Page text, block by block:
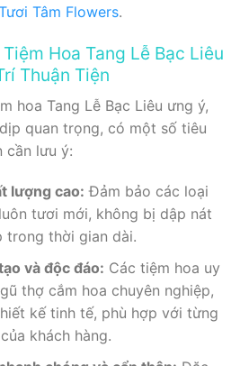
Tâm Flowers.
Hoa Tang Lễ Bạc Liêu
Thuận Tiện
hoa Tang Lễ Bạc Liêu ưng ý,
quan trọng, có một số tiêu
cần lưu ý:
lượng cao: Đảm bảo các loại
tươi mới, không bị dập nát
trong thời gian dài.
và độc đáo: Các tiệm hoa uy
thợ cắm hoa chuyên nghiệp,
kế tinh tế, phù hợp với từng
khách hàng.